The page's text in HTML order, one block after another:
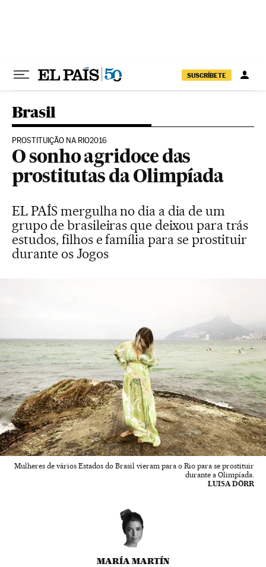
SUSCRÍBETE
Brasil
PROSTITUIÇÃO NA RIO2016
O sonho agridoce das
prostitutas da Olimpíada
EL PAÍS mergulha no dia a dia de um
grupo de brasileiras que deixou para trás
estudos, filhos e família para se prostituir
durante os Jogos
Mulheres de vários Estados do Brasil vieram para o Rio para se prostituir
durante a Olimpíada.
LUISA DÖRR
MARÍA MARTÍN